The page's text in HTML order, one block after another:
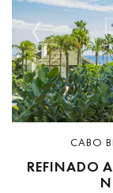
Previous
CABO
REFINADO